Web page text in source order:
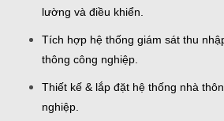
lường và điều khiển.
Tích hợp hệ thống giám sát thu
thông công nghiệp.
Thiết kế & lắp đặt hệ thống nhà
nghiệp.